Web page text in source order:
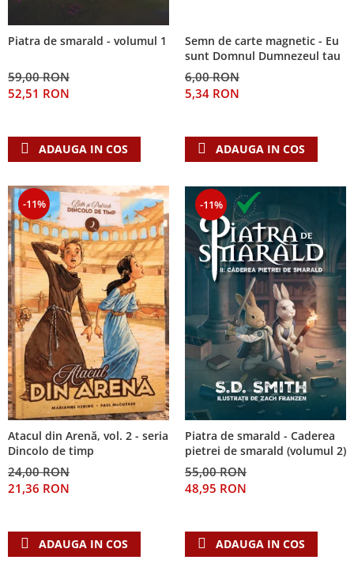
Piatra de smarald - volumul 1
59,00 RON
52,51 RON
ADAUGA IN COS
Semn de carte magnetic - Eu
sunt Domnul Dumnezeul tau
6,00 RON
5,34 RON
ADAUGA IN COS
-11%
Atacul din Arenă, vol. 2 - seria
Dincolo de timp
24,00 RON
21,36 RON
ADAUGA IN COS
-11%
Piatra de smarald - Caderea
pietrei de smarald (volumul 2)
55,00 RON
48,95 RON
ADAUGA IN COS